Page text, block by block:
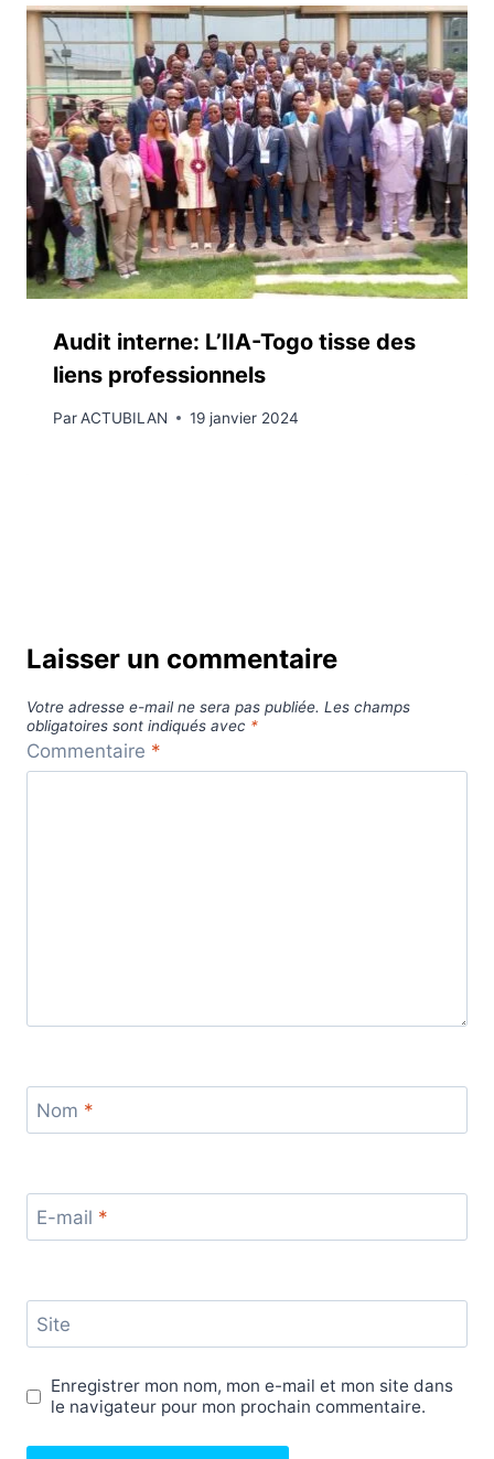
Audit interne: L’IIA-Togo tisse des
liens professionnels
ParACTUBILAN 19 janvier 2024
Laisser un commentaire
Votre adresse e-mail ne sera pas publiée. Les champs
obligatoires sont indiqués avec *
Commentaire *
Nom *
E-mail *
Site
Enregistrer mon nom, mon e-mail et mon site dans
le navigateur pour mon prochain commentaire.